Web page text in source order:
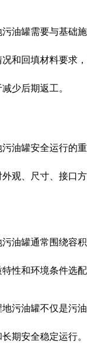
油罐需要与基础
和回填材料要求
少后期返工。
油罐安全运行的
观、尺寸、接口
油罐通常围绕容
性和环境条件选
污油罐不仅是污
期安全稳定运行。